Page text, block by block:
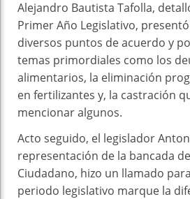
Alejandro Bautista Tafolla,
Primer Año Legislativo,
diversos puntos de acuerdo y
temas primordiales como los
alimentarios, la eliminación
en fertilizantes y, la castración
mencionar algunos.
Acto seguido, el legislador
representación de la bancada
Ciudadano, hizo un llamado
periodo legislativo marque la